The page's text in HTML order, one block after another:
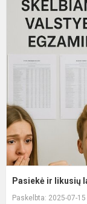
Pasiekė ir likusių
Paskelbta: 2025-07-15